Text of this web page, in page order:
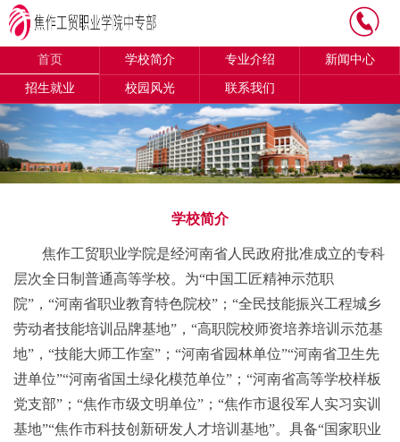
首页 学校简介 专业介绍 新闻中心
招生就业 校园风光 联系我们
学校简介
焦作工贸职业学院是经河南省人民政府批准成立的专科
层次全日制普通高等学校。为“中国工匠精神示范职
院”，“河南省职业教育特色院校”；“全民技能振兴工程城乡
劳动者技能培训品牌基地”，“高职院校师资培养培训示范基
地”，“技能大师工作室”；“河南省园林单位”“河南省卫生先
进单位”“河南省国土绿化模范单位”；“河南省高等学校样板
党支部”；“焦作市级文明单位”；“焦作市退役军人实习实训
基地”“焦作市科技创新研发人才培训基地”。具备“国家职业